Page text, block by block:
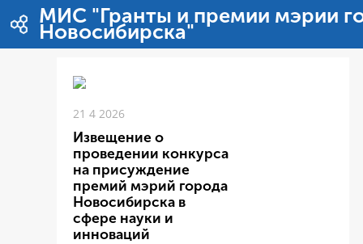
内容へスキップ
МИС "Гранты и премии мэрии
Новосибирска"
21 4 2026
Извещение о
проведении конкурса
на присуждение
премий мэрий города
Новосибирска в
сфере науки и
инноваций